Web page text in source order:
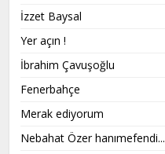
İzzet Baysal
Yer açın !
İbrahim Çavuşoğlu
Fenerbahçe
Merak ediyorum
Nebahat Özer hanımefendi...